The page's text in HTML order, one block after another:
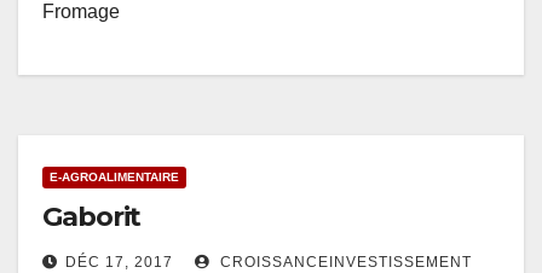
Fromage
E-AGROALIMENTAIRE
Gaborit
DÉC 17, 2017 CROISSANCEINVESTISSEMENT